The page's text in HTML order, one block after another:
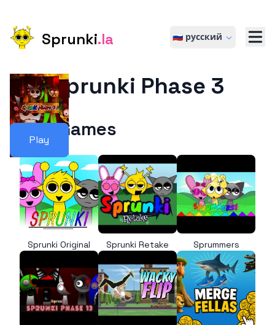
Sprunki.la 🇷🇺 русский
Play
Sprunki Phase 3
More Games
Sprunki Original Sprunki Retake Sprummers